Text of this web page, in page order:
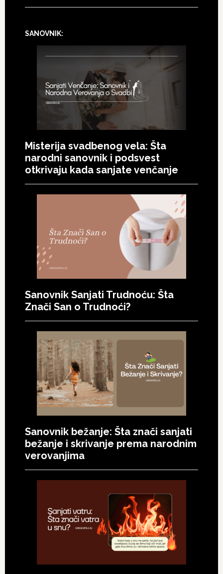
SANOVNIK:
Misterija svadbenog vela: Šta
narodni sanovnik i podsvest
otkrivaju kada sanjate venčanje
Sanovnik Sanjati Trudnoću: Šta
Znači San o Trudnoći?
Sanovnik bežanje: Šta znači sanjati
bežanje i skrivanje prema narodnim
verovanjima